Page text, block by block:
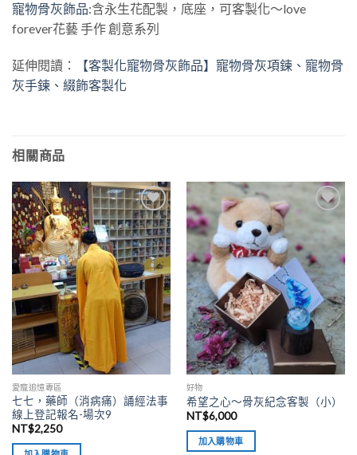
寵物骨灰飾品:含永生花配製，底座，可客製化～love
forever花藝 手作 創意系列
延伸閱讀：
【客製化寵物骨灰飾品】寵物骨灰項鍊、寵物骨
灰手鍊、綴飾客製化
相關商品
加入
「願
望清
單」
愛寵追憶專區
七七，藥師（消病痛）誦經法事
線上登記報名-場次9
NT$2,250
加入
望清
單」
好物
希望之心～骨灰紀念客製（小）
NT$6,000
加入購物車